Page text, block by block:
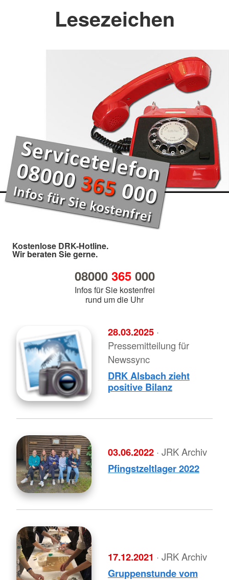
Lesezeichen
Kostenlose DRK-Hotline.
Wir beraten Sie gerne.
08000 365000
Infos für Sie kostenfrei
rund um die Uhr
28.03.2025 ·
Pressemitteilung für
Newssync
DRK Alsbach zieht
positive Bilanz
03.06.2022 · JRK Archiv
Pfingstzeltlager 2022
17.12.2021 · JRK Archiv
Gruppenstunde vom